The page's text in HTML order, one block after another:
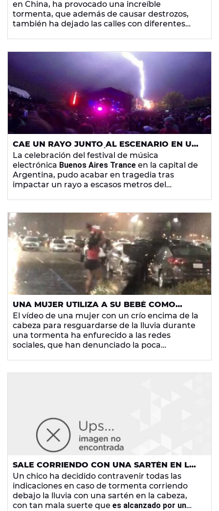
en China, ha provocado una increíble
tormenta, que además de causar destrozos,
también ha dejado las calles con diferentes
CAE UN RAYO JUNTO AL ESCENARIO EN UN
FESTIVAL DE ELECTRÓNICA
La celebración del festival de música
electrónica Buenos Aires Trance en la capital de
Argentina, pudo acabar en tragedia tras
impactar un rayo a escasos metros del
mismo y otros desperfectos, en medio de un
temporal de viento y lluvia.
UNA MUJER UTILIZA A SU BEBÉ COMO
PARAGUAS DURANTE UNA TORMENTA Y
LAS REDES SE INDIGNAN
El vídeo de una mujer con un crío encima de la
cabeza para resguardarse de la lluvia durante
una tormenta ha enfurecido a las redes
sociales, que han denunciado la poca
SALE CORRIENDO CON UNA SARTÉN EN LA
CABEZA DURANTE UNA TORMENTA Y LE
CAE UN RAYO ENCIMA
Un chico ha decidido contravenir todas las
indicaciones en caso de tormenta corriendo
debajo la lluvia con una sartén en la cabeza,
con tan mala suerte que es alcanzado por un